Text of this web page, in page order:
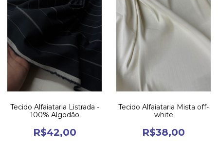
Tecido Alfaiataria Listrada -
100% Algodão
R$42,00
Tecido Alfaiataria Mista off-
white
R$38,00